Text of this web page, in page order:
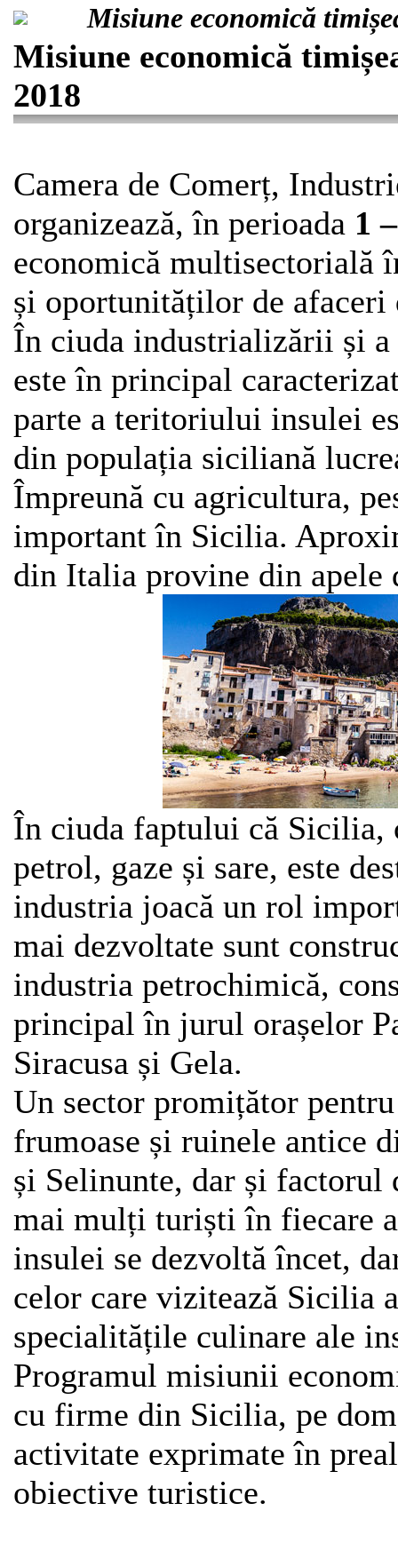
Misiune economică
Misiune economică
2018
Camera de Comerț,
organizează, în perioada 1
economică multisectorială
și oportunităților de afaceri
În ciuda industrializării și
este în principal
parte a teritoriului insulei
din populația siciliană
Împreună cu agricultura,
important în Sicilia.
din Italia provine din
În ciuda faptului că Sicilia,
petrol, gaze și sare, este
industria joacă un rol
mai dezvoltate sunt
industria petrochimică,
principal în jurul orașelor
Siracusa și Gela.
Un sector promițător
frumoase și ruinele antice
și Selinunte, dar și
mai mulți turiști în fiecare
insulei se dezvoltă încet,
celor care vizitează Sicilia
specialitățile culinare ale
Programul misiunii
cu firme din Sicilia, pe
activitate exprimate în
obiective turistice.